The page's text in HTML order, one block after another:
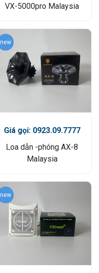
VX-5000pro Malaysia
new
Giá gọi: 0923.09.7777
Loa dẫn -phóng AX-8
Malaysia
new